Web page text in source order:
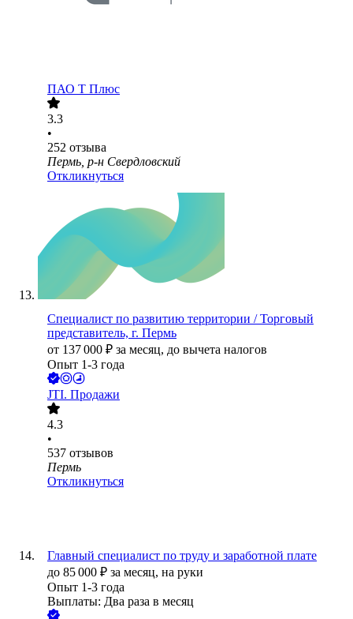
ПАО Т Плюс
3.3
•
252 отзыва
Пермь, р-н Свердловский
Откликнуться
Специалист по развитию территории / Торговый
представитель, г. Пермь
от 137 000 ₽ за месяц, до вычета налогов
Опыт 1-3 года
JTI. Продажи
4.3
•
537 отзывов
Пермь
Откликнуться
Главный специалист по труду и заработной плате
до 85 000 ₽ за месяц, на руки
Опыт 1-3 года
Выплаты: Два раза в месяц